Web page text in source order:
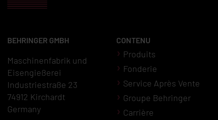
BEHRINGER GMBH
Maschinenfabrik und
Eisengießerei
Industriestraße 23
74912 Kirchardt
Germany
CONTENU
Produits
Fonderie
Service Après Vente
Groupe Behringer
Carrière